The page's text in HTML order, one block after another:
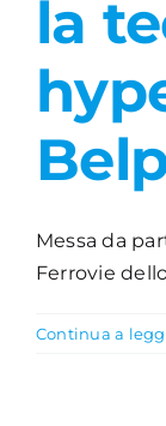
la
Messa da
Ferrovie
Continua a